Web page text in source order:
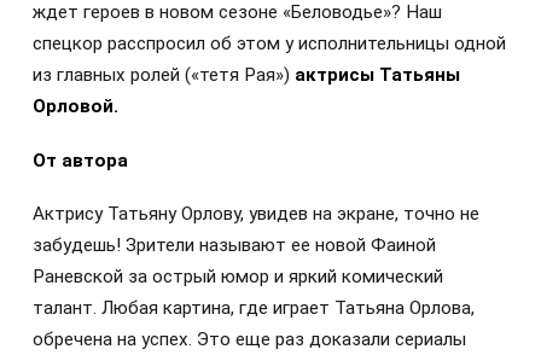
ждет героев в новом сезоне «Беловодье»? Наш
спецкор расспросил об этом у исполнительницы одной
из главных ролей («тетя Рая») актрисы Татьяны
Орловой.
От автора
Актрису Татьяну Орлову, увидев на экране, точно не
забудешь! Зрители называют ее новой Фаиной
Раневской за острый юмор и яркий комический
талант. Любая картина, где играет Татьяна Орлова,
обречена на успех. Это еще раз доказали сериалы